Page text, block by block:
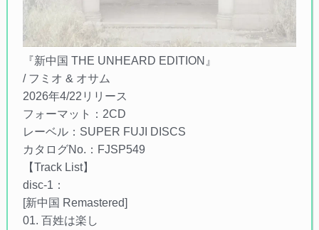
『新中国 THE UNHEARD EDITION』
/ フミオ & オサム
2026年4/22リリース
フォーマット：2CD
レーベル：SUPER FUJI DISCS
カタログNo.：FJSP549
【Track List】
disc-1：
[新中国 Remastered]
01. 百姓は楽し